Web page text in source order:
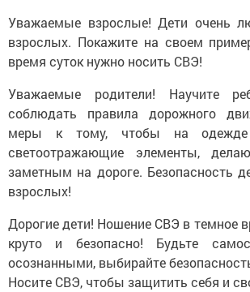
Уважаемые взрослые! Дети очень
взрослых. Покажите на своем
время суток нужно носить СВЭ!
Уважаемые родители! Научите
соблюдать правила дорожного
меры к тому, чтобы на
светоотражающие элементы,
заметным на дороге. Безопасность
взрослых!
Дорогие дети! Ношение СВЭ в темное
круто и безопасно! Будьте
осознанными, выбирайте
Носите СВЭ, чтобы защитить себя и